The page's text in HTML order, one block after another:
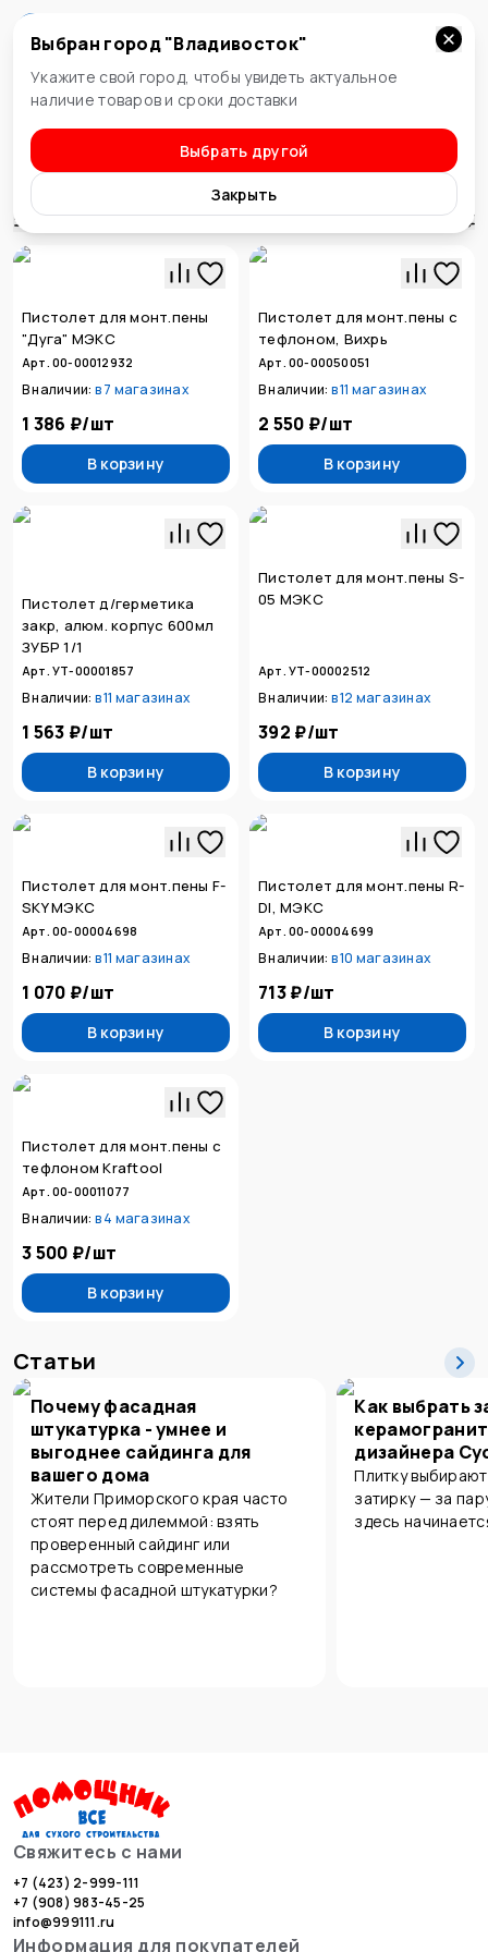
Владивосток
Выбран город "Владивосток"
Укажите свой город, чтобы увидеть актуальное
наличие товаров и сроки доставки
Выбрать другой
Закрыть
Пистолеты
Пистолеты для монтажной пены
Сортировка
Пистолет для монт.пены
"Дуга" МЭКС
Арт. 00-00012932
В наличии: в7 магазинах
1 386 ₽/шт
В корзину
Пистолет для монт.пены с
тефлоном, Вихрь
Арт. 00-00050051
В наличии: в11 магазинах
2 550 ₽/шт
В корзину
Пистолет д/герметика
закр, алюм. корпус 600мл
ЗУБР 1/1
Арт. УТ-00001857
В наличии: в11 магазинах
1 563 ₽/шт
В корзину
Пистолет для монт.пены S-
05 МЭКС
Арт. УТ-00002512
В наличии: в12 магазинах
392 ₽/шт
В корзину
Пистолет для монт.пены F-
SKY МЭКС
Арт. 00-00004698
В наличии: в11 магазинах
1 070 ₽/шт
В корзину
Пистолет для монт.пены R-
DI, МЭКС
Арт. 00-00004699
В наличии: в10 магазинах
713 ₽/шт
В корзину
Пистолет для монт.пены с
тефлоном Kraftool
Арт. 00-00011077
В наличии: в4 магазинах
3 500 ₽/шт
В корзину
Статьи
Почему фасадная
штукатурка - умнее и
выгоднее сайдинга для
вашего дома
Жители Приморского края часто
стоят перед дилеммой: взять
проверенный сайдинг или
рассмотреть современные
системы фасадной штукатурки?
Как выбрать
дизайнера
Плитку
затирку — за
здесь
Свяжитесь с нами
+7 (423) 2-999-111
+7 (908) 983-45-25
info@999111.ru
Информация для покупателей